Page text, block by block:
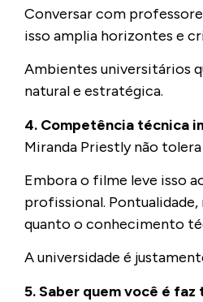
Conversar com
isso amplia horizontes e
Ambientes universitários
natural e estratégica.
4. Competência técnica
Miranda Priestly não
Embora o filme leve isso
profissional.
quanto o conhecimento
A universidade é
5. Saber quem você é